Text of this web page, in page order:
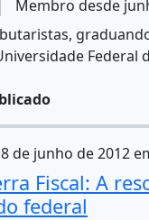
Membro desde
Federal
de junho de 2012
Fiscal: A
federal